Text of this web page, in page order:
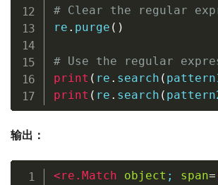
# Clear the regular
re . purge ( )
# Use the regular
print ( re . search (
print ( re . search (
输出：
<re . Match object ; span=